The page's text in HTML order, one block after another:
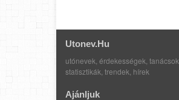
Utonev.hu
utónevek, érdekességek, tanácsok,
statisztikák, trendek, hírek
Ajánljuk